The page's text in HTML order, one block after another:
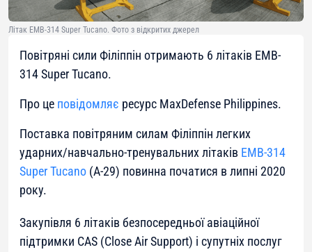
Літак EMB-314 Super Tucano. Фото з відкритих джерел
Повітряні сили Філіппін отримають 6 літаків EMB-
314 Super Tucano.
Про це повідомляє ресурс MaxDefense Philippines.
Поставка повітряним силам Філіппін легких
ударних/навчально-тренувальних літаків EMB-314
Super Tucano (А-29) повинна початися в липні 2020
року.
Закупівля 6 літаків безпосередньої авіаційної
підтримки CAS (Close Air Support) і супутніх послуг